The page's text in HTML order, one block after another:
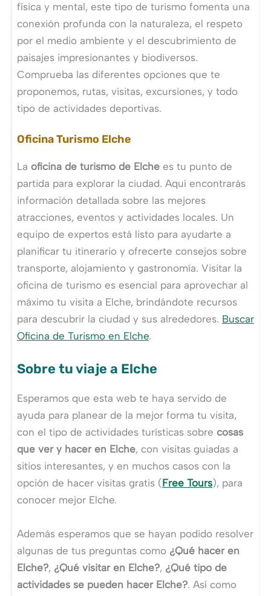
física y mental, este tipo de turismo fomenta una
conexión profunda con la naturaleza, el respeto
por el medio ambiente y el descubrimiento de
paisajes impresionantes y biodiversos.
Comprueba las diferentes opciones que te
proponemos, rutas, visitas, excursiones, y todo
tipo de actividades deportivas.
Oficina Turismo Elche
La oficina de turismo de Elchees tu punto de
partida para explorar la ciudad. Aquí encontrarás
información detallada sobre las mejores
atracciones, eventos y actividades locales. Un
equipo de expertos está listo para ayudarte a
planificar tu itinerario y ofrecerte consejos sobre
transporte, alojamiento y gastronomía. Visitar la
oficina de turismo es esencial para aprovechar al
máximo tu visita a Elche, brindándote recursos
para descubrir la ciudad y sus alrededores. Buscar
Oficina de Turismo en Elche.
Sobre tu viaje a Elche
Esperamos que esta web te haya servido de
ayuda para planear de la mejor forma tu visita,
con el tipo de actividades turísticas sobre cosas
que ver y hacer en Elche, con visitas guiadas a
sitios interesantes, y en muchos casos con la
opción de hacer visitas gratis (Free Tours), para
conocer mejor Elche.
Además esperamos que se hayan podido resolver
algunas de tus preguntas como ¿Qué hacer en
Elche?, ¿Qué visitar en Elche?, ¿Qué tipo de
actividades se pueden hacer Elche?. Así como